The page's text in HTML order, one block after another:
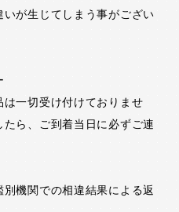
が生じてしまう事がござい
は一切受け付けておりませ
ら、ご到着当日に必ずご連
別機関での相違結果による返